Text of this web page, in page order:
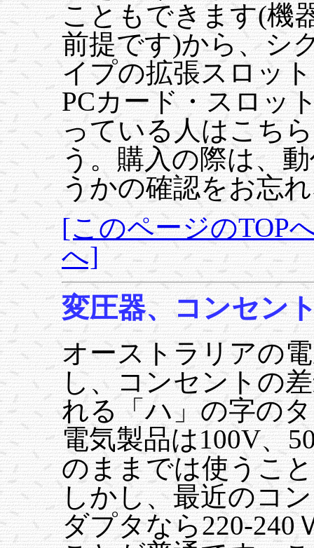
こともできます(機
前提です)から、シ
イプの拡張スロッ
PCカード・スロッ
っている人はこち
う。購入の際は、
うかの確認をお忘
[このページのTOP
へ]
変圧器、コンセン
オーストラリアの
し、コンセントの
れる「ハ」の字の
電気製品は100V、
のままでは使うこ
しかし、最近のコ
ダプタなら220-240